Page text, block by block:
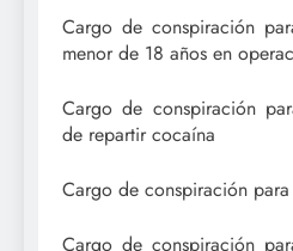
Cargo de conspiración
menor de 18 años en
Cargo de conspiración
de repartir cocaína
Cargo de conspiración
Cargo de conspiración